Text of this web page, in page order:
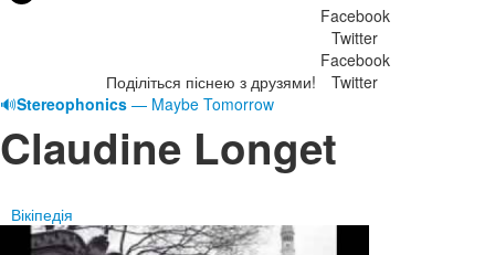
Поділіться піснею з друзями!
Facebook
Twitter
Facebook
Twitter
🔊Stereophonics — Maybe Tomorrow
Claudine Longet
Вікіпедія